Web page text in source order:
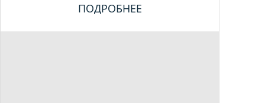
ПОДРОБНЕЕ